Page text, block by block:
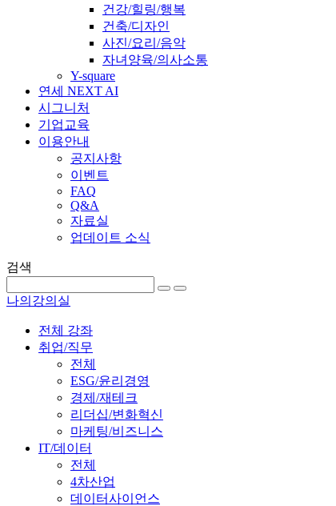
건강/힐링/행복
건축/디자인
사진/요리/음악
자녀양육/의사소통
Y-square
연세 NEXT AI
시그니처
기업교육
이용안내
공지사항
이벤트
FAQ
Q&A
자료실
업데이트 소식
검색
나의강의실
전체 강좌
취업/직무
전체
ESG/윤리경영
경제/재테크
리더십/변화혁신
마케팅/비즈니스
IT/데이터
전체
4차산업
데이터사이언스